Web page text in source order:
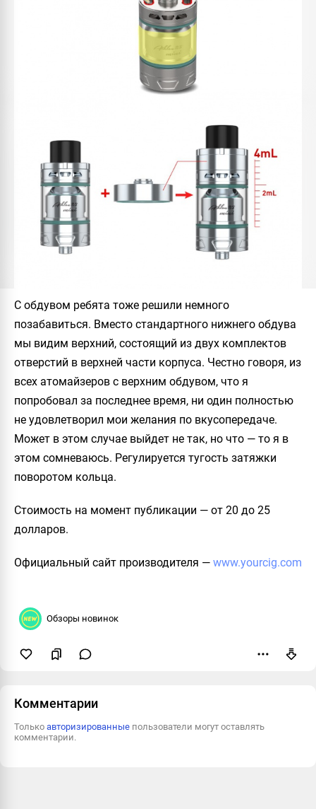
С обдувом ребята тоже решили немного
позабавиться. Вместо стандартного нижнего обдува
мы видим верхний, состоящий из двух комплектов
отверстий в верхней части корпуса. Честно говоря, из
всех атомайзеров с верхним обдувом, что я
попробовал за последнее время, ни один полностью
не удовлетворил мои желания по вкусопередаче.
Может в этом случае выйдет не так, но что — то я в
этом сомневаюсь. Регулируется тугость затяжки
поворотом кольца.
Стоимость на момент публикации — от 20 до 25
долларов.
Официальный сайт производителя — www.yourcig.com
Обзоры новинок
Комментарии
Только авторизированные пользователи могут оставлять
комментарии.